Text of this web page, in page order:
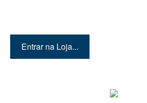
Entrar na Loja...